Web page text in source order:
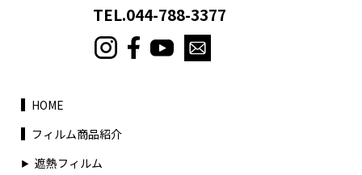
TEL.044-788-3377
HOME
フィルム商品紹介
遮熱フィルム